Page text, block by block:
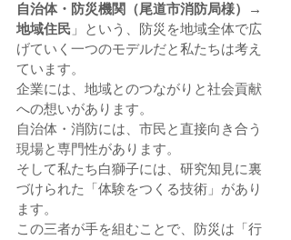
自治体・防災機関（尾道市消防局様）→
地域住民 」という、防災を地域全体で広
げていく一つのモデルだと私たちは考え
ています。
企業には、地域とのつながりと社会貢献
への想いがあります。
自治体・消防には、市民と直接向き合う
現場と専門性があります。
そして私たち白獅子には、研究知見に裏
づけられた「体験をつくる技術」があり
ます。
この三者が手を組むことで、防災は「行